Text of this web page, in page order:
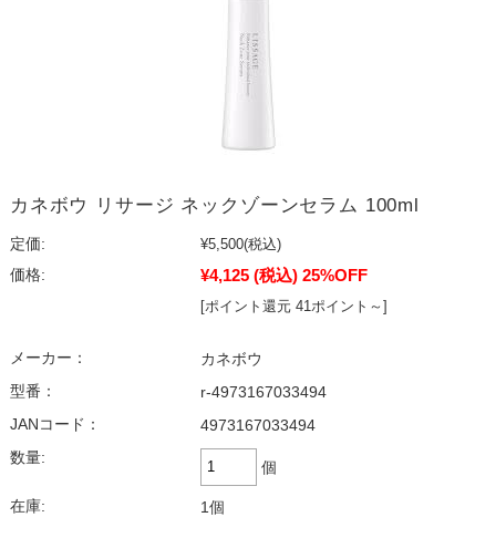
カネボウ リサージ ネックゾーンセラム 100ml
定価: ¥5,500(税込)
価格:
¥4,125 (税込) 25%OFF
[ポイント還元 41ポイント～]
メーカー：
カネボウ
型番：
r-4973167033494
JANコード：
4973167033494
数量:
個
在庫: 1個